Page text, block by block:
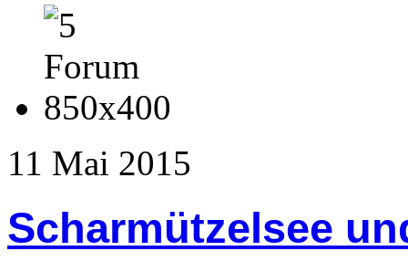
11 Mai 2015
Scharmützelsee